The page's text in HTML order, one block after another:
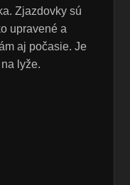
Zjazdovky sú
upravené a
aj počasie. Je
lyže.